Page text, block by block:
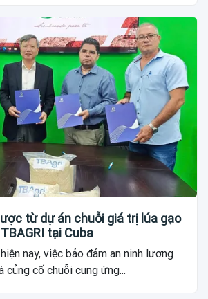
từ dự án chuỗi giá trị lúa gạo
tại Cuba
nay, việc bảo đảm an ninh lương
củng cố chuỗi cung ứng...